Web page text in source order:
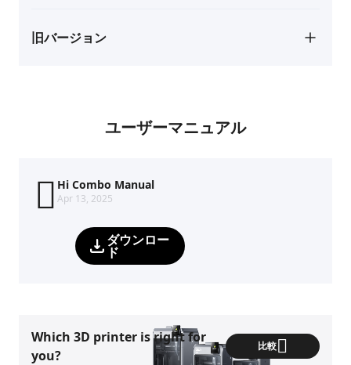
旧バージョン
ユーザーマニュアル
Hi Combo Manual
Apr 13, 2025
ダウンロー
ド
Which 3D printer is right for
you?
比較